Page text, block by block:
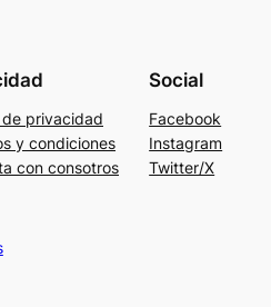
de privacidad
y condiciones
con consotros
Social
Facebook
Instagram
Twitter/X